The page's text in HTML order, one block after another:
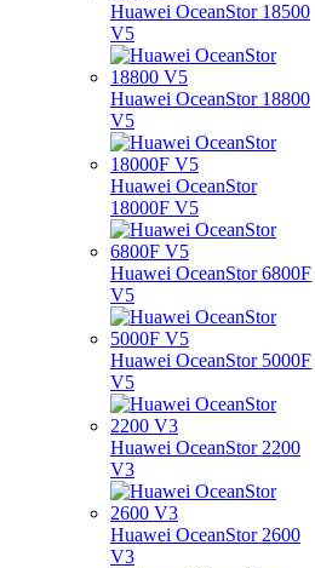
Huawei OceanStor 18500
V5
Huawei OceanStor 18800
V5
Huawei OceanStor
18000F V5
Huawei OceanStor 6800F
V5
Huawei OceanStor 5000F
V5
Huawei OceanStor 2200
V3
Huawei OceanStor 2600
V3